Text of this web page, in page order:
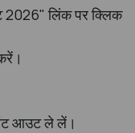
2026" लिंक पर क्लिक
आउट ले लें।